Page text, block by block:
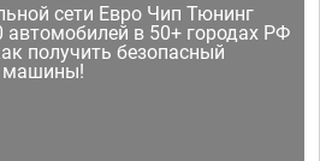
сети Евро Чип Тюнинг
автомобилей в 50+ городах РФ
получить безопасный
машины!